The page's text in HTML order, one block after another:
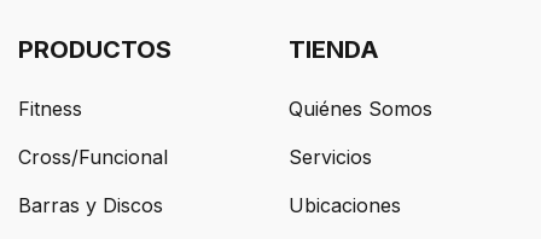
PRODUCTOS
Fitness
Cross/Funcional
Barras y Discos
TIENDA
Quiénes Somos
Servicios
Ubicaciones